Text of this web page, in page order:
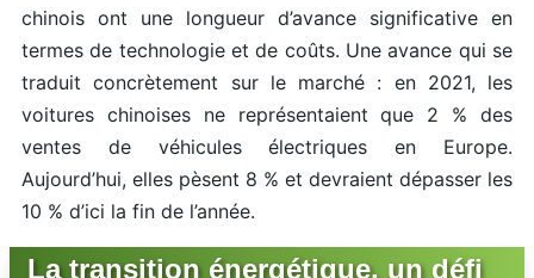
chinois ont une longueur d’avance significative en
termes de technologie et de coûts. Une avance qui se
traduit concrètement sur le marché : en 2021, les
voitures chinoises ne représentaient que 2 % des
ventes de véhicules électriques en Europe.
Aujourd’hui, elles pèsent 8 % et devraient dépasser les
10 % d’ici la fin de l’année.
La transition énergétique, un défi